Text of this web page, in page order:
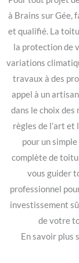
à Brains sur Gée,
et qualifié. La
la protection de
variations
travaux à des
appel à un
dans le choix
règles de l’art et
pour un
complète de
vous guider
professionnel
investissement
de votre
En savoir plus